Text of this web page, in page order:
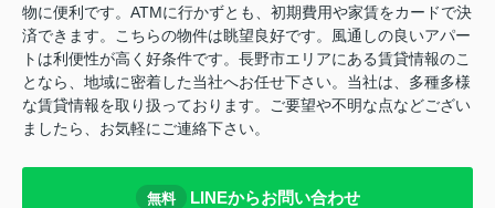
物に便利です。ATMに行かずとも、初期費用や家賃をカードで決
済できます。こちらの物件は眺望良好です。風通しの良いアパー
トは利便性が高く好条件です。長野市エリアにある賃貸情報のこ
となら、地域に密着した当社へお任せ下さい。当社は、多種多様
な賃貸情報を取り扱っております。ご要望や不明な点などござい
ましたら、お気軽にご連絡下さい。
無料 LINEからお問い合わせ